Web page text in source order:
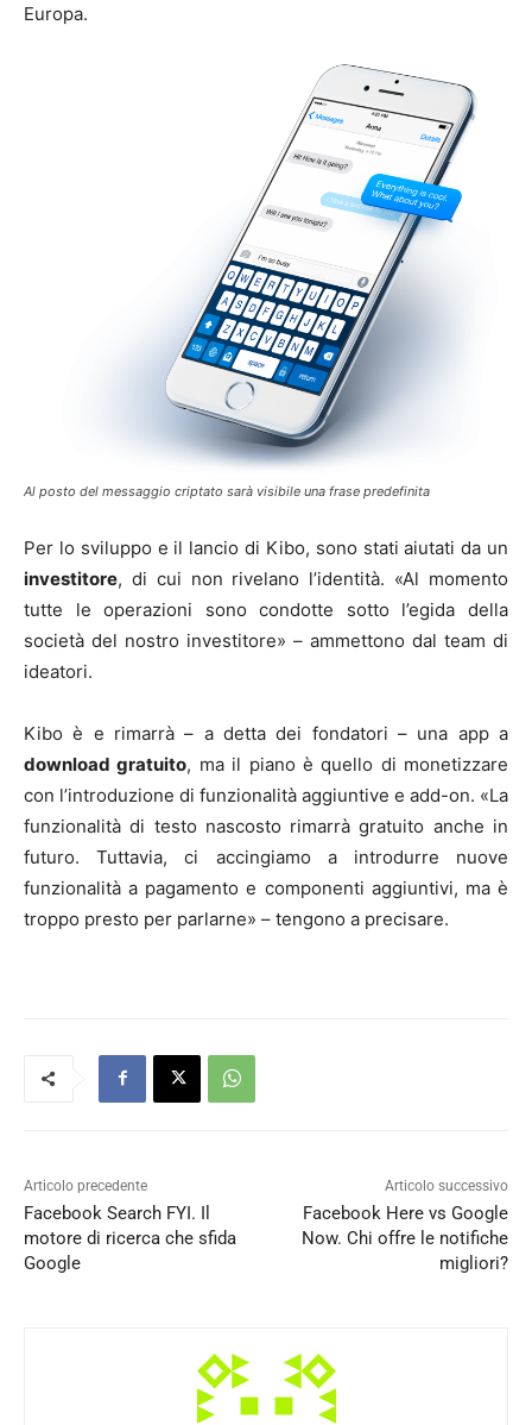
Europa.
Al posto del messaggio criptato sarà visibile una frase predefinita
Per lo sviluppo e il lancio di Kibo, sono stati aiutati da un
investitore, di cui non rivelano l’identità. «Al momento
tutte le operazioni sono condotte sotto l’egida della
società del nostro investitore» – ammettono dal team di
ideatori.
Kibo è e rimarrà – a detta dei fondatori – una app a
download gratuito, ma il piano è quello di monetizzare
con l’introduzione di funzionalità aggiuntive e add-on. «La
funzionalità di testo nascosto rimarrà gratuito anche in
futuro. Tuttavia, ci accingiamo a introdurre nuove
funzionalità a pagamento e componenti aggiuntivi, ma è
troppo presto per parlarne» – tengono a precisare.
Articolo precedente
Facebook Search FYI. Il
motore di ricerca che sfida
Google
Articolo successivo
Facebook Here vs Google
Now. Chi offre le notifiche
migliori?